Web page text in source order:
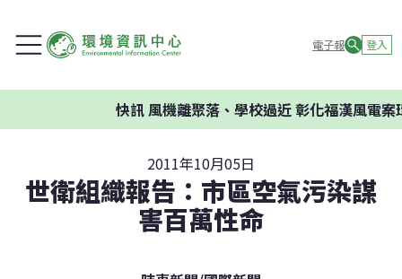
電子報 登入
快訊風機離聚落、學校過近 彰化福漢風電案環
2011年10月05日
世衛組織報告：市區空氣污染謀
害百萬性命